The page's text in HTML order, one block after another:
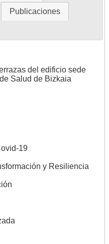
Publicaciones
del edificio sede
Salud de Bizkaia
19
y Resiliencia